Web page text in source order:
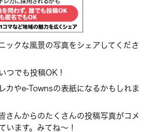
ックな風景の写真をシェアしてくださ
つでも投稿OK !
カやe-Townsの表紙になるかもしれま
さんからのたくさんの投稿写真がコメ
います。みてね〜！